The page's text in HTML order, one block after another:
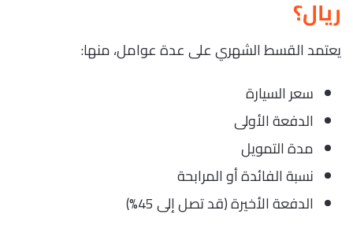
ريال؟
يعتمد القسط الشهري على عدة عوامل، منها:
سعر السيارة
الدفعة الأولى
مدة التمويل
نسبة الفائدة أو المرابحة
الدفعة الأخيرة (قد تصل إلى 45%)